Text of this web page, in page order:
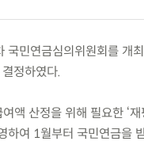
민연금심의위원회를 개
정하였다.
액 산정을 위해 필요한 ‘
하여 1월부터 국민연금을